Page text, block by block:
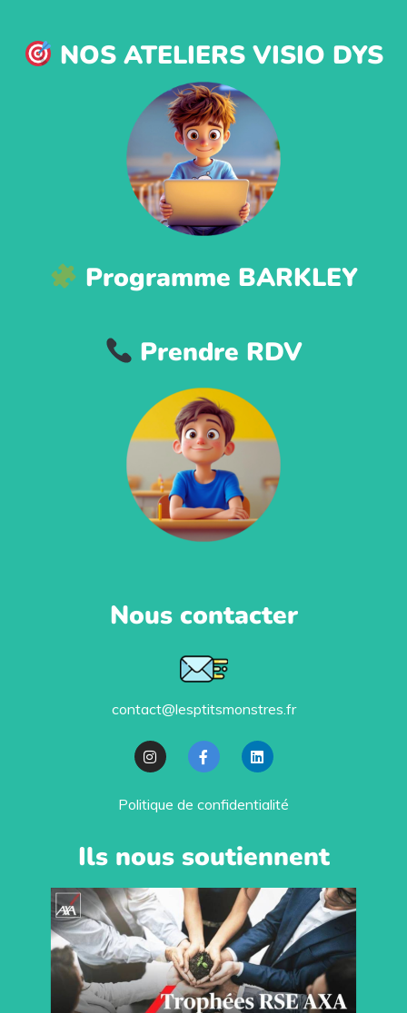
NOS ATELIERS VISIO DYS
Programme BARKLEY
Prendre RDV
Nous contacter
contact@lesptitsmonstres.fr
Politique de confidentialité
Ils nous soutiennent